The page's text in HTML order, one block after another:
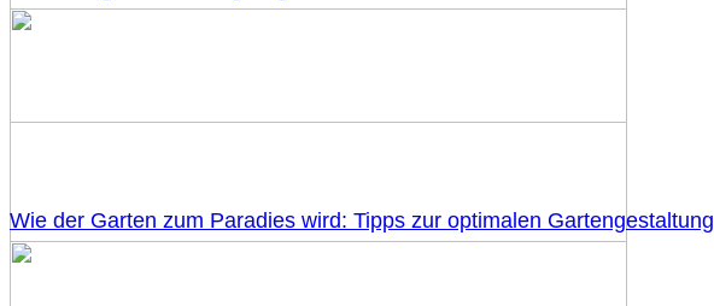
Wie der Garten zum Paradies wird: Tipps zur optimalen Gartengestaltung